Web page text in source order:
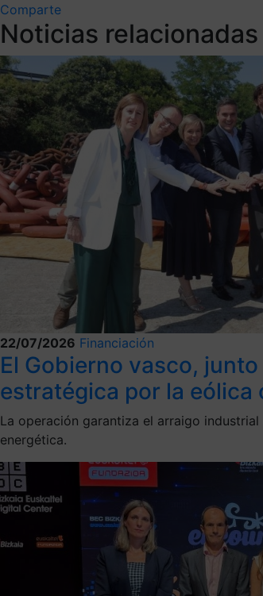
Comparte
Noticias relacionadas
22/07/2026 Financiación
El Gobierno vasco,
estratégica por la eólica
La operación garantiza el arraigo
energética.